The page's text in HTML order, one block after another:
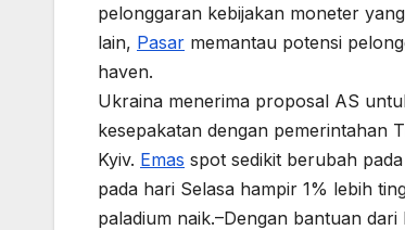
pelonggaran kebijakan moneter
lain, Pasar memantau potensi
haven.
Ukraina menerima proposal AS
kesepakatan dengan pemerintahan
Kyiv. Emas spot sedikit berubah
pada hari Selasa hampir 1% lebih
paladium naik.–Dengan bantuan